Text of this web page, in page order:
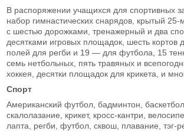
В распоряжении учащихся для спортивных
набор гимнастических снарядов, крытый
с шестью дорожками, тренажерный и два
десятками игровых площадок, шесть кортов
полей для регби и 19 — для футбола, 15
семь нетбольных, пять травяных и
хоккея, десятки площадок для крикета, и
Спорт
Американский футбол, бадминтон,
скалолазание, крикет, кросс-кантри,
лапта, регби, футбол, сквош, плавание, тэг-